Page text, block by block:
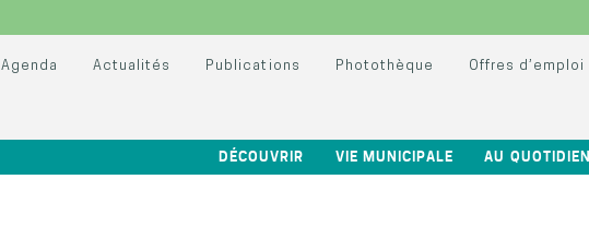
Agenda Actualités Publications Photothèque Offres d’emploi
DÉCOUVRIR VIE MUNICIPALE AU QUOTIDIEN